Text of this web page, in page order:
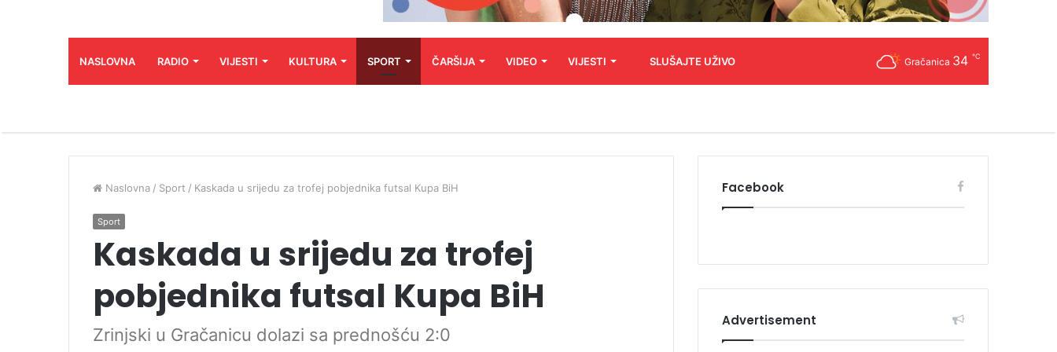
NASLOVNA RADIO VIJESTI KULTURA SPORT ČARŠIJA VIDEO VIJESTI SLUŠAJTE UŽIVO Gračanica 34 ℃
Naslovna / Sport / Kaskada u srijedu za trofej pobjednika futsal Kupa BiH
Sport
Kaskada u srijedu za trofej
pobjednika futsal Kupa BiH
Zrinjski u Gračanicu dolazi sa prednošću 2:0
Facebook
Advertisement